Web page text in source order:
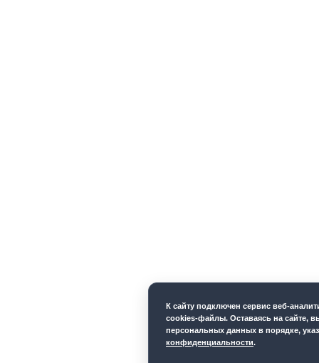
К cайту подключен сервис веб-
cookies-файлы. Оставаясь на сайте,
персональных данных в порядке,
конфиденциальности.